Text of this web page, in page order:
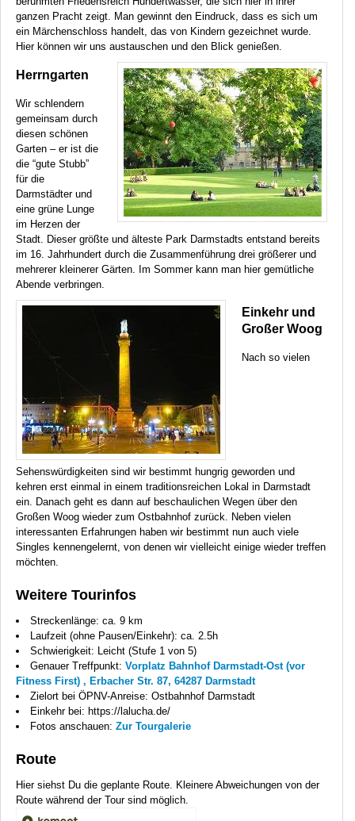
ganzen Pracht zeigt. Man gewinnt den Eindruck, dass es sich um
ein Märchenschloss handelt, das von Kindern gezeichnet wurde.
Hier können wir uns austauschen und den Blick genießen.
Herrngarten
Wir schlendern
gemeinsam durch
diesen schönen
Garten – er ist die
die “gute Stubb”
für die
Darmstädter und
eine grüne Lunge
im Herzen der
Stadt. Dieser größte und älteste Park Darmstadts entstand bereits
im 16. Jahrhundert durch die Zusammenführung drei größerer und
mehrerer kleinerer Gärten. Im Sommer kann man hier gemütliche
Abende verbringen.
Einkehr und
Großer Woog
Nach so vielen
Sehenswürdigkeiten sind wir bestimmt hungrig geworden und
kehren erst einmal in einem traditionsreichen Lokal in Darmstadt
ein. Danach geht es dann auf beschaulichen Wegen über den
Großen Woog wieder zum Ostbahnhof zurück. Neben vielen
interessanten Erfahrungen haben wir bestimmt nun auch viele
Singles kennengelernt, von denen wir vielleicht einige wieder treffen
möchten.
Weitere Tourinfos
Streckenlänge: ca. 9 km
Laufzeit (ohne Pausen/Einkehr): ca. 2.5h
Schwierigkeit: Leicht (Stufe 1 von 5)
Genauer Treffpunkt: Vorplatz Bahnhof Darmstadt-Ost (vor
Fitness First) , Erbacher Str. 87, 64287 Darmstadt
Zielort bei ÖPNV-Anreise: Ostbahnhof Darmstadt
Einkehr bei: https://lalucha.de/
Fotos anschauen: Zur Tourgalerie
Route
Hier siehst Du die geplante Route. Kleinere Abweichungen von der
Route während der Tour sind möglich.